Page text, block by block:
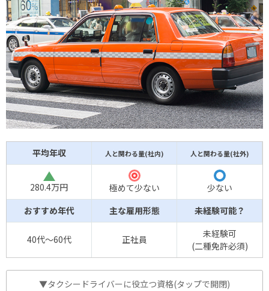
平均年収 人と関わる量(社内) 人と関わる量(社外)
280.4万円
極めて少ない
少ない
おすすめ年代
主な雇用形態 未経験可能？
40代～60代 正社員
未経験可
(二種免許必須)
▼タクシードライバーに役立つ資格(タップで開閉)